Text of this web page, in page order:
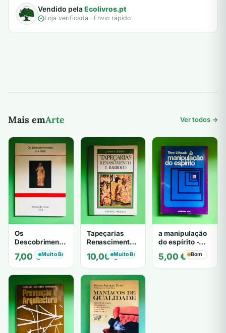
Vendido pelaEcolivros.pt
Loja verificada · Envio rápido
Mais emArte Ver todos →
Os
Descobrimentos
e a Arte
7,00€Muito Bom
Tapeçarias
Renascimento e
Barroco
10,00€
Muito Bom
a manipulação
do espírito -
Theo Löbsack
5,00€ Bom